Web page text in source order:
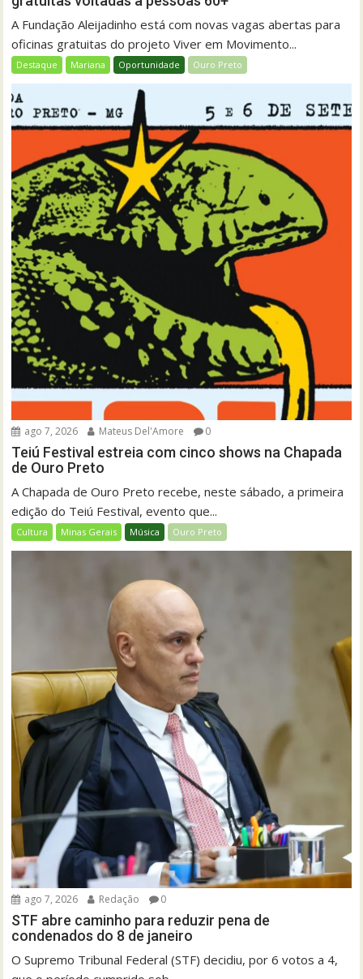
A Fundação Aleijadinho está com novas vagas abertas para
oficinas gratuitas do projeto Viver em Movimento...
Destaque Mariana Oportunidade Ouro Preto
ago 7, 2026 Mateus Del'Amore 0
Teiú Festival estreia com cinco shows na Chapada
de Ouro Preto
A Chapada de Ouro Preto recebe, neste sábado, a primeira
edição do Teiú Festival, evento que...
Cultura Minas Gerais Música Ouro Preto
ago 7, 2026 Redação 0
STF abre caminho para reduzir pena de
condenados do 8 de janeiro
O Supremo Tribunal Federal (STF) decidiu, por 6 votos a 4,